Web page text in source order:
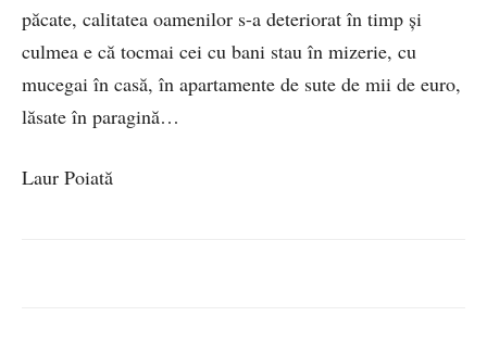
păcate, calitatea oamenilor s-a deteriorat în timp şi
culmea e că tocmai cei cu bani stau în mizerie, cu
mucegai în casă, în apartamente de sute de mii de euro,
lăsate în paragină…
Laur Poiată